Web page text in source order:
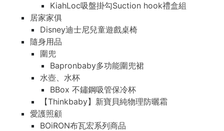
KiahLoc吸盤掛勾Suction hook禮盒組
居家家俱
Disney迪士尼兒童遊戲桌椅
隨身用品
圍兜
Bapronbaby多功能圍兜裙
水壺、水杯
BBox 不鏽鋼吸管保冷杯
【Thinkbaby】新寶貝純物理防曬霜
愛護照顧
BOiRON布瓦宏系列商品